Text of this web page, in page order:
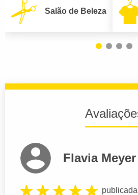
Salão de Beleza
Flavia Meyer